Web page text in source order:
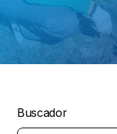
Buscador